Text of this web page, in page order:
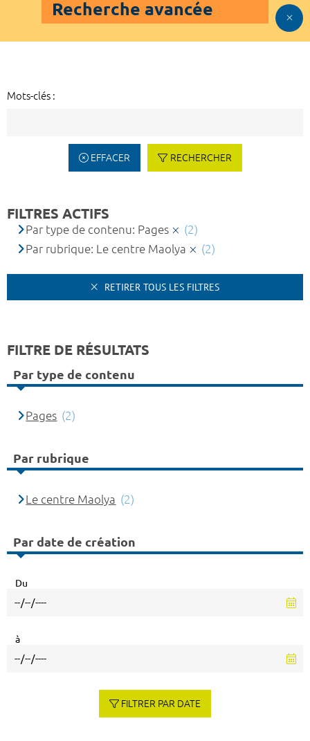
Recherche avancée
Mots-clés :
EFFACER RECHERCHER
FILTRES ACTIFS
Par type de contenu: Pages
(2)
Par rubrique: Le centre Maolya
(2)
RETIRER TOUS LES FILTRES
FILTRE DE RÉSULTATS
Par type de contenu
Pages (2)
Par rubrique
Le centre Maolya (2)
Par date de création
Du
à
FILTRER PAR DATE